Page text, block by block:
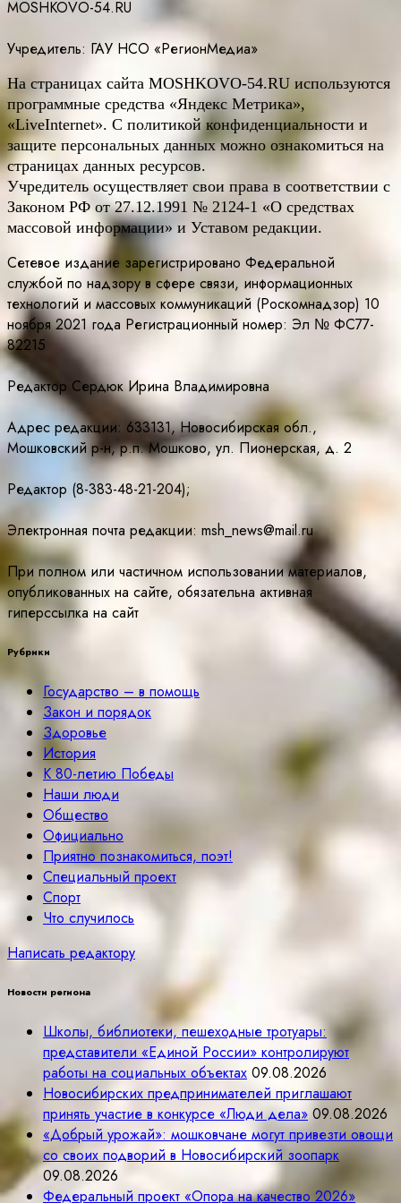
MOSHKOVO-54.RU
Учредитель: ГАУ НСО «РегионМедиа»
На страницах сайта MOSHKOVO-54.RU используются
программные средства «Яндекс Метрика»,
«LiveInternet». С политикой конфиденциальности и
защите персональных данных можно ознакомиться на
страницах данных ресурсов.
Учредитель осуществляет свои права в соответствии с
Законом РФ от 27.12.1991 № 2124-1 «О средствах
массовой информации» и Уставом редакции.
Сетевое издание зарегистрировано Федеральной
службой по надзору в сфере связи, информационных
технологий и массовых коммуникаций (Роскомнадзор) 10
ноября 2021 года Регистрационный номер: Эл № ФС77-
82215
Редактор Сердюк Ирина Владимировна
Адрес редакции: 633131, Новосибирская обл.,
Мошковский р-н, р.п. Мошково, ул. Пионерская, д. 2
Редактор (8-383-48-21-204);
Электронная почта редакции: msh_news@mail.ru
При полном или частичном использовании материалов,
опубликованных на сайте, обязательна активная
гиперссылка на сайт
Рубрики
Государство – в помощь
Закон и порядок
Здоровье
История
К 80-летию Победы
Наши люди
Общество
Официально
Приятно познакомиться, поэт!
Специальный проект
Спорт
Что случилось
Написать редактору
Новости региона
Школы, библиотеки, пешеходные тротуары:
представители «Единой России» контролируют
работы на социальных объектах 09.08.2026
Новосибирских предпринимателей приглашают
принять участие в конкурсе «Люди дела» 09.08.2026
«Добрый урожай»: мошковчане могут привезти овощи
со своих подворий в Новосибирский зоопарк
09.08.2026
Федеральный проект «Опора на качество 2026»